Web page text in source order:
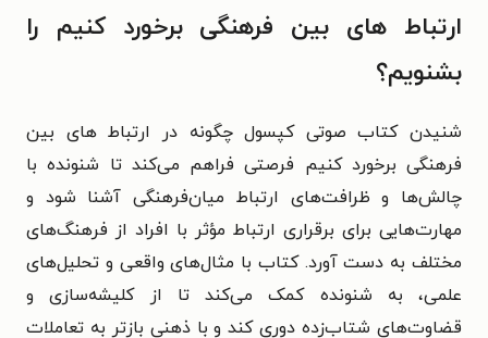
ارتباط‌ های بین‌ فرهنگی برخورد کنیم را
بشنویم؟
شنیدن کتاب صوتی کپسول چگونه در ارتباط‌ های بین‌
فرهنگی برخورد کنیم فرصتی فراهم می‌کند تا شنونده با
چالش‌ها و ظرافت‌های ارتباط میان‌فرهنگی آشنا شود و
مهارت‌هایی برای برقراری ارتباط مؤثر با افراد از فرهنگ‌های
مختلف به دست آورد. کتاب با مثال‌های واقعی و تحلیل‌های
علمی، به شنونده کمک می‌کند تا از کلیشه‌سازی و
قضاوت‌های شتاب‌زده دوری کند و با ذهنی بازتر به تعاملات